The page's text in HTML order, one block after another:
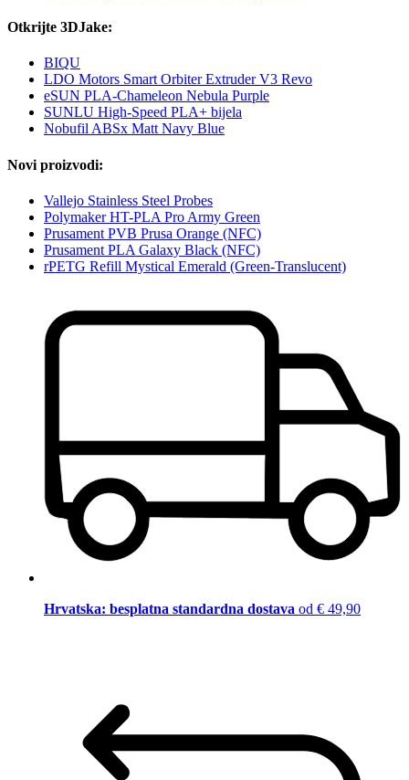
Otkrijte 3DJake:
BIQU
LDO Motors Smart Orbiter Extruder V3 Revo
eSUN PLA-Chameleon Nebula Purple
SUNLU High-Speed PLA+ bijela
Nobufil ABSx Matt Navy Blue
Novi proizvodi:
Vallejo Stainless Steel Probes
Polymaker HT-PLA Pro Army Green
Prusament PVB Prusa Orange (NFC)
Prusament PLA Galaxy Black (NFC)
rPETG Refill Mystical Emerald (Green-Translucent)
Hrvatska: besplatna standardna dostava od € 49,90